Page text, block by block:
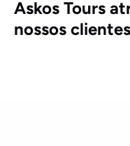
Askos Tours
nossos clientes